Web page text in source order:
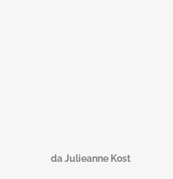
da Julieanne Kost